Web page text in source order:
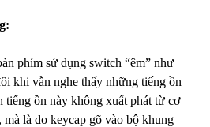
phím sử dụng switch “êm” như
khi vẫn nghe thấy những tiếng ồn
ồn này không xuất phát từ cơ
mà là do keycap gõ vào bộ khung